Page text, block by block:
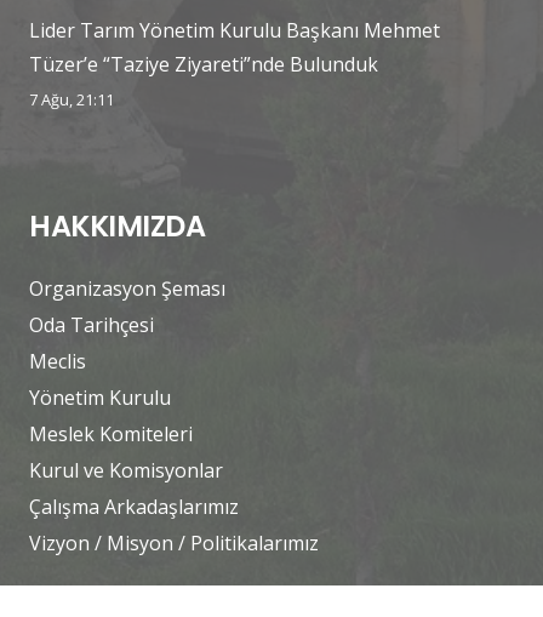
Lider Tarım Yönetim Kurulu Başkanı Mehmet
Tüzer’e “Taziye Ziyareti”nde Bulunduk
7 Ağu, 21:11
HAKKIMIZDA
Organizasyon Şeması
Oda Tarihçesi
Meclis
Yönetim Kurulu
Meslek Komiteleri
Kurul ve Komisyonlar
Çalışma Arkadaşlarımız
Vizyon / Misyon / Politikalarımız